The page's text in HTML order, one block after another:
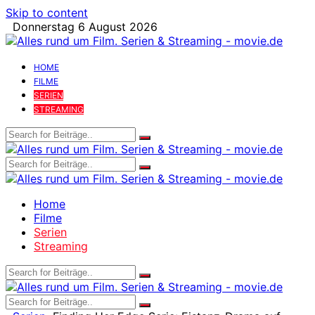
Skip to content
Donnerstag 6 August 2026
HOME
FILME
SERIEN
STREAMING
Home
Filme
Serien
Streaming